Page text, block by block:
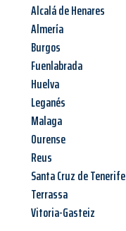
Alcalá de Henares
Almería
Burgos
Fuenlabrada
Huelva
Leganés
Malaga
Ourense
Reus
Santa Cruz de Tenerife
Terrassa
Vitoria-Gasteiz